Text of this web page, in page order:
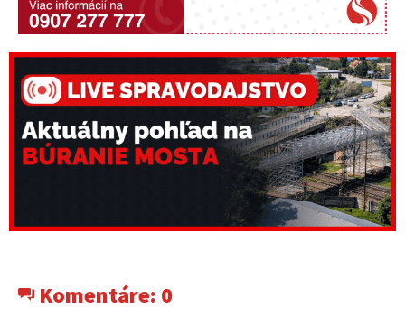
Komentáre: 0